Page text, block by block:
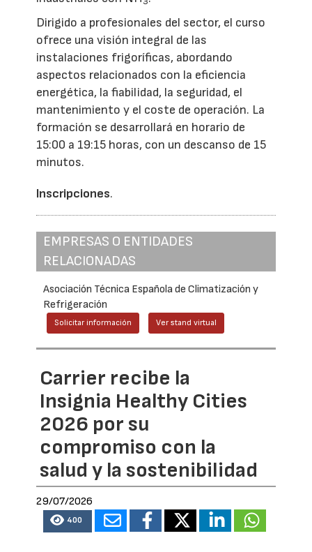
Dirigido a profesionales del sector, el curso
ofrece una visión integral de las
instalaciones frigoríficas, abordando
aspectos relacionados con la eficiencia
energética, la fiabilidad, la seguridad, el
mantenimiento y el coste de operación. La
formación se desarrollará en horario de
15:00 a 19:15 horas, con un descanso de 15
minutos.
Inscripciones.
EMPRESAS O ENTIDADES
RELACIONADAS
Asociación Técnica Española de Climatización y
Refrigeración
Solicitar información Ver stand virtual
Carrier recibe la
Insignia Healthy Cities
2026 por su
compromiso con la
salud y la sostenibilidad
29/07/2026
400